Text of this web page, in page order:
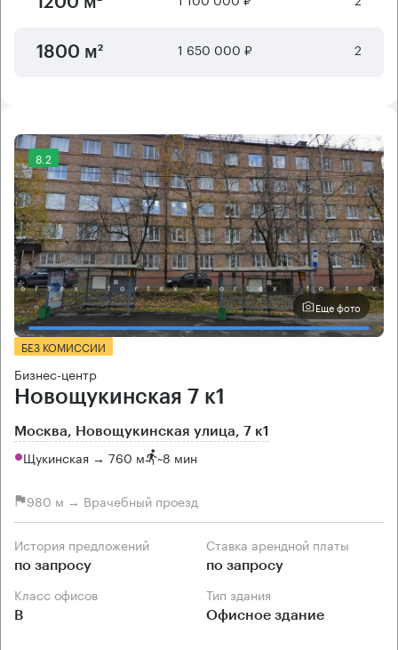
1800 м² 1 650 000 ₽ 2
8.2
Еще фото
БЕЗ КОМИССИИ
Бизнес-центр
Новощукинская 7 к1
Москва, Новощукинская улица, 7 к1
Щукинская → 760 м ~8 мин
980 м → Врачебный проезд
История предложений
по запросу
Ставка арендной платы
по запросу
Класс офисов
B
Тип здания
Офисное здание